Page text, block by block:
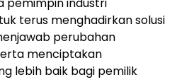
terus menghadirkan solusi
perubahan
menciptakan
lebih baik bagi pemilik